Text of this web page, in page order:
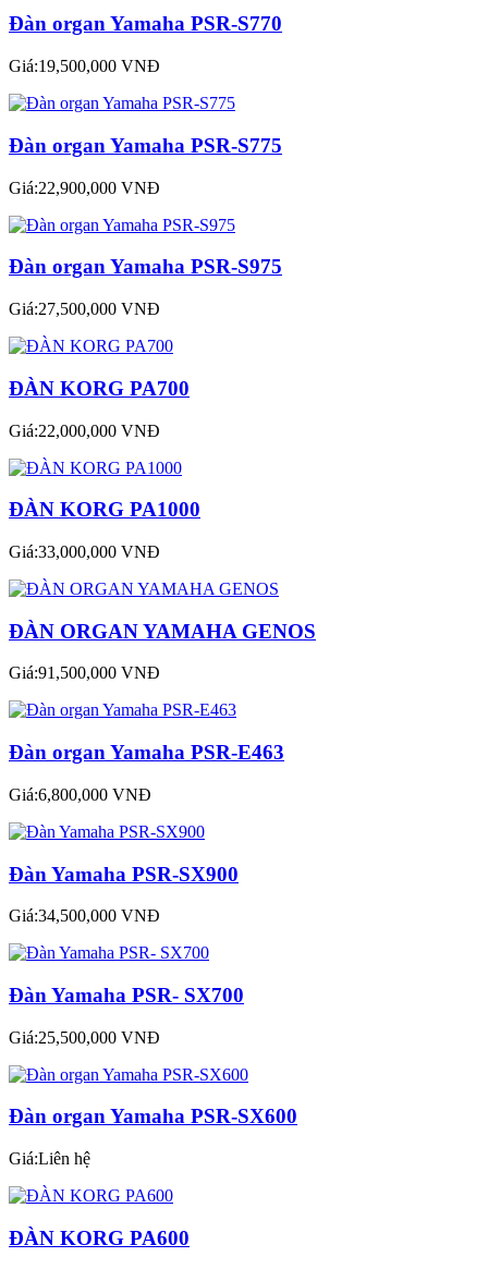
Đàn organ Yamaha PSR-S770
Giá:19,500,000 VNĐ
Đàn organ Yamaha PSR-S775
Giá:22,900,000 VNĐ
Đàn organ Yamaha PSR-S975
Giá:27,500,000 VNĐ
ĐÀN KORG PA700
Giá:22,000,000 VNĐ
ĐÀN KORG PA1000
Giá:33,000,000 VNĐ
ĐÀN ORGAN YAMAHA GENOS
Giá:91,500,000 VNĐ
Đàn organ Yamaha PSR-E463
Giá:6,800,000 VNĐ
Đàn Yamaha PSR-SX900
Giá:34,500,000 VNĐ
Đàn Yamaha PSR- SX700
Giá:25,500,000 VNĐ
Đàn organ Yamaha PSR-SX600
Giá:Liên hệ
ĐÀN KORG PA600